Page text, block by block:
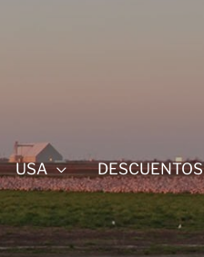
USA DESCUENTOS